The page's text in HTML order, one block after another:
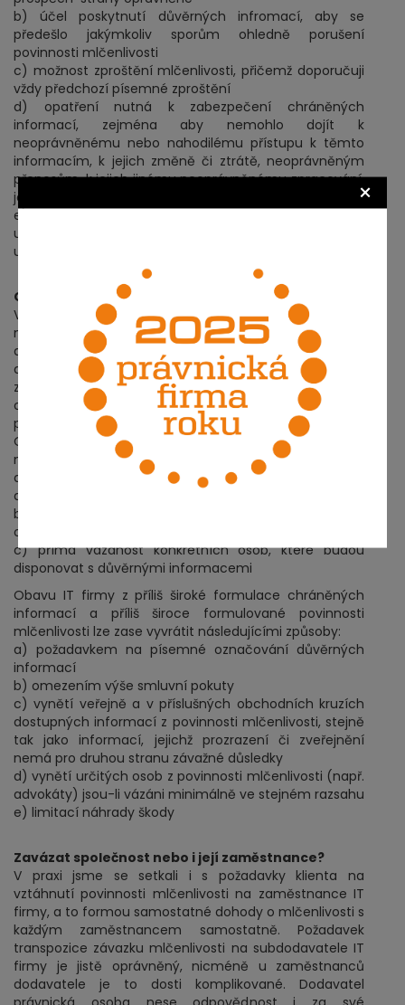
×
b) účel poskytnutí důvěrných infromací, aby se
předešlo jakýmkoliv sporům ohledně porušení
povinnosti mlčenlivosti
c) možnost zproštění mlčenlivosti, přičemž doporučuji
vždy předchozí písemné zproštění
d) opatření nutná k zabezpečení chráněných
informací, zejména aby nemohlo dojít k
neoprávněnému nebo nahodilému přístupu k těmto
informacím, k jejich změně či ztrátě, neoprávněným
přenosům, k jejich jinému neoprávněnému zpracování,
jakož i k jinému zneužití chráněných informací
e) zákaz konkurence v podobě omezení IT firmy
uskutečnit podobné řešení ve prospěch konkurence po
určitou dobu.
Obavy smluvních stran
V souvislosti s uzavřením dohody o mlčenlivosti vznikají
na jedné straně obavy zákazníka, zda jim NDA
dostatečně zaručí ochranu proti zneužití jeho
důvěrných informací a na straně druhé obavy IT firmy,
zda není dohoda příliš široká a nemůže znamenat
ohrožení, v případě uplatnění smluvní pokuty při
prozrazení „jakékoliv“ sdělené informace.
Obavu zákazníka z vymahatelnosti lze samozřejmě
minimalizovat několika mechanismy:
a) stanovení způsobu komunikace (kryptované emaily
apod.)
b) sankce v podobě smluvní pokuty či neomezené
odpovědnosti za škodu
c) přímá vázanost konkrétních osob, které budou
disponovat s důvěrnými informacemi
Obavu IT firmy z příliš široké formulace chráněných
informací a příliš široce formulované povinnosti
mlčenlivosti lze zase vyvrátit následujícími způsoby:
a) požadavkem na písemné označování důvěrných
informací
b) omezením výše smluvní pokuty
c) vynětí veřejně a v příslušných obchodních kruzích
dostupných informací z povinnosti mlčenlivosti, stejně
tak jako informací, jejichž prozrazení či zveřejnění
nemá pro druhou stranu závažné důsledky
d) vynětí určitých osob z povinnosti mlčenlivosti (např.
advokáty) jsou-li vázáni minimálně ve stejném razsahu
e) limitací náhrady škody
Zavázat společnost nebo i její zaměstnance?
V praxi jsme se setkali i s požadavky klienta na
vztáhnutí povinnosti mlčenlivosti na zaměstnance IT
firmy, a to formou samostatné dohody o mlčenlivosti s
každým zaměstnancem samostatně. Požadavek
transpozice závazku mlčenlivosti na subdodavatele IT
firmy je jistě oprávněný, nicméně u zaměstnanců
dodavatele je to dosti komplikované. Dodavatel